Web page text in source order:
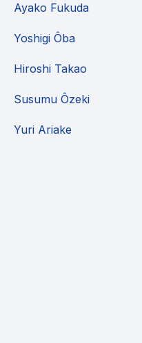
Ayako Fukuda
Yoshigi Ôba
Hiroshi Takao
Susumu Ôzeki
Yuri Ariake